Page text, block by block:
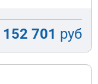
152 701 руб